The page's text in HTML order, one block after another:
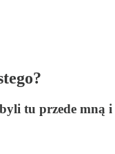
byli tu przede